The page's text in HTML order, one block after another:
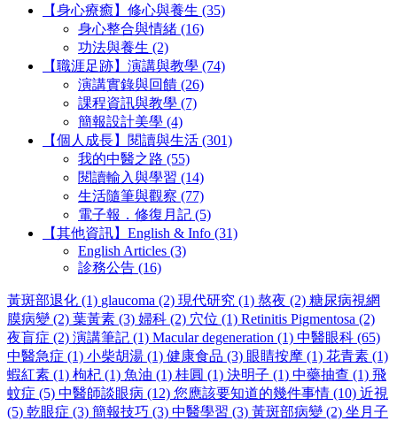
【身心療癒】修心與養生 (35)
身心整合與情緒 (16)
功法與養生 (2)
【職涯足跡】演講與教學 (74)
演講實錄與回饋 (26)
課程資訊與教學 (7)
簡報設計美學 (4)
【個人成長】閱讀與生活 (301)
我的中醫之路 (55)
閱讀輸入與學習 (14)
生活隨筆與觀察 (77)
電子報．修復月記 (5)
【其他資訊】English & Info (31)
English Articles (3)
診務公告 (16)
黃斑部退化 (1) glaucoma (2) 現代研究 (1) 熬夜 (2) 糖尿病視網
膜病變 (2) 葉黃素 (3) 婦科 (2) 穴位 (1) Retinitis Pigmentosa (2)
夜盲症 (2) 演講筆記 (1) Macular degeneration (1) 中醫眼科 (65)
中醫急症 (1) 小柴胡湯 (1) 健康食品 (3) 眼睛按摩 (1) 花青素 (1)
蝦紅素 (1) 枸杞 (1) 魚油 (1) 桂圓 (1) 決明子 (1) 中藥抽查 (1) 飛
蚊症 (5) 中醫師談眼病 (12) 您應該要知道的幾件事情 (10) 近視
(5) 乾眼症 (3) 簡報技巧 (3) 中醫學習 (3) 黃斑部病變 (2) 坐月子